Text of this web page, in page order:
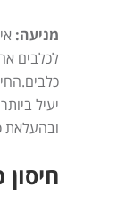
מניעה:
לכלבים
יעיל
ובהעלאת